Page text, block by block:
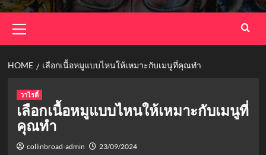
Menu
HOME เลือกเนื้อหมูแบบไหนให้เหมาะกับเมนูที่คุณทำ
วาไรตี้
เลือกเนื้อหมูแบบไหนให้เหมาะกับเมนูที่
คุณทำ
collinbroad-admin 23/09/2024